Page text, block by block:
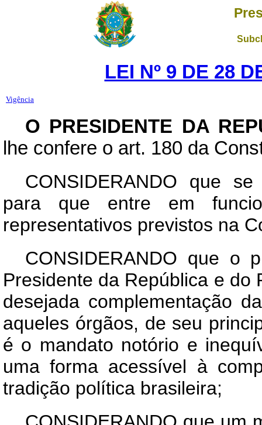
LEI Nº 9 DE 28
Vigência
O PRESIDENTE DA
lhe confere o art. 180 da
CONSIDERANDO que
para que entre em
representativos previstos na
CONSIDERANDO que o
Presidente da República e do
desejada complementação
aqueles órgãos, de seu
é o mandato notório e
uma forma acessível à
tradição política brasileira;